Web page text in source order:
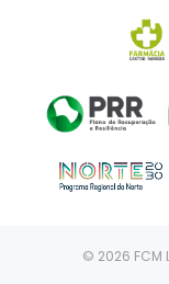
© 2026 FCM